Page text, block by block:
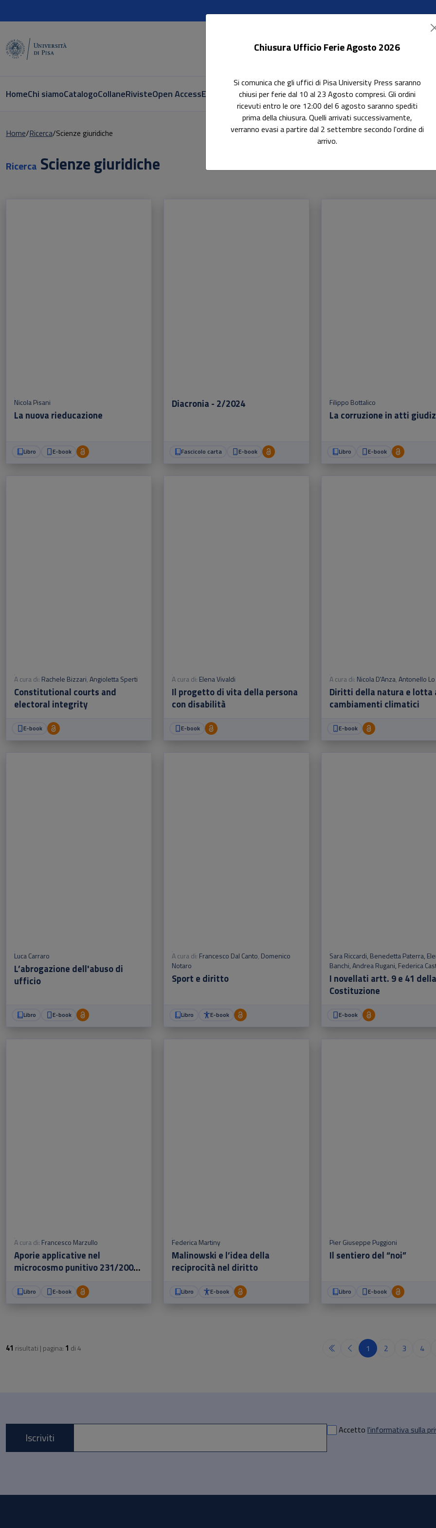
HomeChi siamoCatalogoCollaneRivisteOpen AccessE-book AccessibiliIn evidenzaPubblica con noi
Home Ricerca Scienze giuridiche
Ricerca Scienze giuridiche
Nicola Pisani
La nuova rieducazione
Libro E-book
Diacronia - 2/2024
Fascicolo carta E-book
Filippo Bottalico
La corruzione in atti
Libro E-book
A cura di: Rachele Bizzari,Angioletta Sperti
Constitutional courts and
electoral integrity
E-book
A cura di: Elena Vivaldi
Il progetto di vita della persona
con disabilità
E-book
A cura di: Nicola D'Anza,Antonello Lo
Diritti della natura e lotta
cambiamenti climatici
E-book
Luca Carraro
L’abrogazione dell'abuso di
ufficio
Libro E-book
A cura di: Francesco Dal Canto, Domenico
Notaro
Sport e diritto
Libro E-book
Sara Riccardi, Benedetta Paterra,
Banchi,Andrea Rugani, Federica
Nicola Petrucco
I novellati artt. 9 e 41 della
Costituzione
E-book
A cura di: Francesco Marzullo
Aporie applicative nel
microcosmo punitivo 231/2001
Libro E-book
Federica Martiny
Malinowski e l’idea della
reciprocità nel diritto
Libro E-book
Pier Giuseppe Puggioni
Il sentiero del “noi”
Libro E-book
41 risultati | pagina: 1 di4 1 2 3 4
E-mail *
Accetto l'informativa sulla
Iscriviti
Chiusura Ufficio Ferie Agosto 2026
Si comunica che gli uffici di Pisa University Press saranno
chiusi per ferie dal 10 al 23 Agosto compresi. Gli ordini
ricevuti entro le ore 12:00 del 6 agosto saranno spediti
prima della chiusura. Quelli arrivati successivamente,
verranno evasi a partire dal 2 settembre secondo l'ordine di
arrivo.